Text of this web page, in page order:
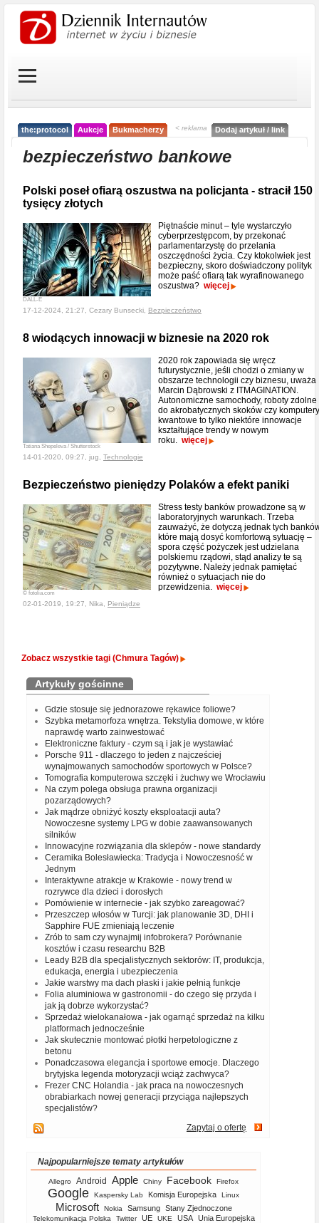
the:protocol Aukcje Bukmacherzy < reklama Dodaj artykuł / link
bezpieczeństwo bankowe
Polski poseł ofiarą oszustwa na policjanta - stracił 150
tysięcy złotych
DALL-E
Piętnaście minut – tyle wystarczyło
cyberprzestępcom, by przekonać
parlamentarzystę do przelania
oszczędności życia. Czy ktokolwiek jest
bezpieczny, skoro doświadczony polityk
może paść ofiarą tak wyrafinowanego
oszustwa? więcej
17-12-2024, 21:27, Cezary Bunsecki, Bezpieczeństwo
8 wiodących innowacji w biznesie na 2020 rok
Tatiana Shepeleva / Shutterstock
2020 rok zapowiada się wręcz
futurystycznie, jeśli chodzi o zmiany w
obszarze technologii czy biznesu, uważa
Marcin Dąbrowski z ITMAGINATION.
Autonomiczne samochody, roboty zdolne
do akrobatycznych skoków czy komputery
kwantowe to tylko niektóre innowacje
kształtujące trendy w nowym
roku. więcej
14-01-2020, 09:27, jug, Technologie
Bezpieczeństwo pieniędzy Polaków a efekt paniki
© fotolia.com
Stress testy banków prowadzone są w
laboratoryjnych warunkach. Trzeba
zauważyć, że dotyczą jednak tych
które mają dosyć komfortową sytuację –
spora część pożyczek jest udzielana
polskiemu rządowi, stąd analizy te są
pozytywne. Należy jednak pamiętać
również o sytuacjach nie do
przewidzenia. więcej
02-01-2019, 19:27, Nika, Pieniądze
Zobacz wszystkie tagi (Chmura Tagów)
Artykuły gościnne
Gdzie stosuje się jednorazowe rękawice foliowe?
Szybka metamorfoza wnętrza. Tekstylia domowe, w które
naprawdę warto zainwestować
Elektroniczne faktury - czym są i jak je wystawiać
Porsche 911 - dlaczego to jeden z najcześciej
wynajmowanych samochodów sportowych w Polsce?
Tomografia komputerowa szczęki i żuchwy we Wrocławiu
Na czym polega obsługa prawna organizacji
pozarządowych?
Jak mądrze obniżyć koszty eksploatacji auta?
Nowoczesne systemy LPG w dobie zaawansowanych
silników
Innowacyjne rozwiązania dla sklepów - nowe standardy
Ceramika Bolesławiecka: Tradycja i Nowoczesność w
Jednym
Interaktywne atrakcje w Krakowie - nowy trend w
rozrywce dla dzieci i dorosłych
Pomówienie w internecie - jak szybko zareagować?
Przeszczep włosów w Turcji: jak planowanie 3D, DHI i
Sapphire FUE zmieniają leczenie
Zrób to sam czy wynajmij infobrokera? Porównanie
kosztów i czasu researchu B2B
Leady B2B dla specjalistycznych sektorów: IT, produkcja,
edukacja, energia i ubezpieczenia
Jakie warstwy ma dach płaski i jakie pełnią funkcje
Folia aluminiowa w gastronomii - do czego się przyda i
jak ją dobrze wykorzystać?
Sprzedaż wielokanałowa - jak ogarnąć sprzedaż na kilku
platformach jednocześnie
Jak skutecznie montować płotki herpetologiczne z
betonu
Ponadczasowa elegancja i sportowe emocje. Dlaczego
brytyjska legenda motoryzacji wciąż zachwyca?
Frezer CNC Holandia - jak praca na nowoczesnych
obrabiarkach nowej generacji przyciąga najlepszych
specjalistów?
Zapytaj o ofertę
Najpopularniejsze tematy artykułów
Allegro Android Apple Chiny Facebook Firefox
Google Kaspersky Lab Komisja Europejska Linux
Microsoft Nokia Samsung Stany Zjednoczone
Telekomunikacja Polska Twitter UE UKE USA Unia Europejska